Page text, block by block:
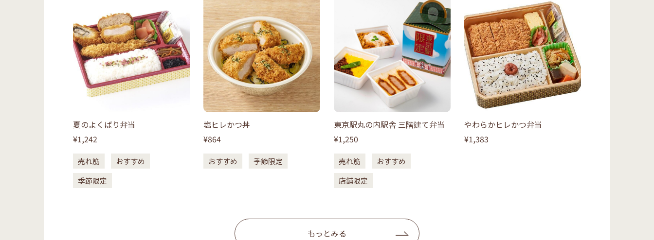
夏のよくばり弁当
¥1,242
売れ筋
おすすめ
季節限定
塩ヒレかつ丼
¥864
おすすめ 季節限定
東京駅丸の内駅舎 三階建て弁当
¥1,250
売れ筋
おすすめ
店舗限定
やわらかヒレかつ弁当
¥1,383
もっとみる